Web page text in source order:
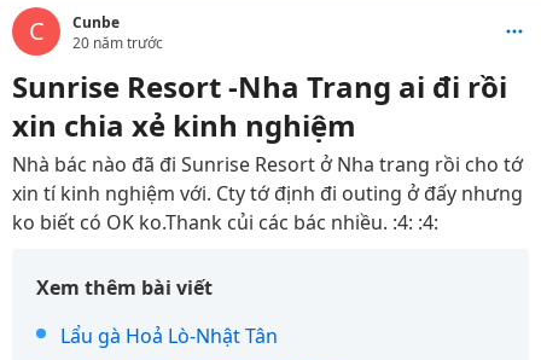
C
Cunbe
20 năm trước
Sunrise Resort -Nha Trang ai đi rồi
xin chia xẻ kinh nghiệm
Nhà bác nào đã đi Sunrise Resort ở Nha trang rồi cho tớ
xin tí kinh nghiệm với. Cty tớ định đi outing ở đấy nhưng
ko biết có OK ko.Thank củi các bác nhiều. :4: :4:
Xem thêm bài viết
Lẩu gà Hoả Lò-Nhật Tân